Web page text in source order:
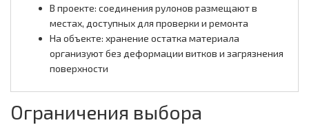
В проекте: соединения рулонов размещают в
местах, доступных для проверки и ремонта
На объекте: хранение остатка материала
организуют без деформации витков и загрязнения
поверхности
Ограничения выбора